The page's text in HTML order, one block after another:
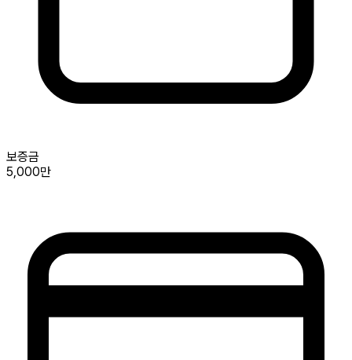
보증금
5,000만